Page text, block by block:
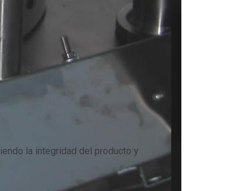
la integridad del producto y